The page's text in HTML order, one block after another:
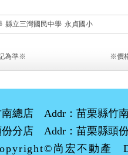
縣立三灣國民中學 永貞國小
為準※ ※價
總店 Addr：苗栗縣竹
份分店 Addr：苗栗縣頭
尚宏不動產